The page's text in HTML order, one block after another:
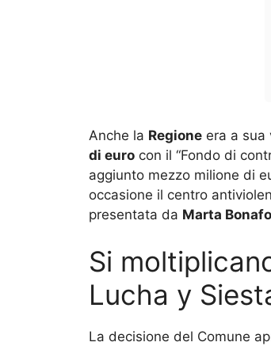
Anche la Regione era a sua
di euro con il “Fondo di
aggiunto mezzo milione di
occasione il centro
presentata da Marta
Si
Lucha y
La decisione del Comune